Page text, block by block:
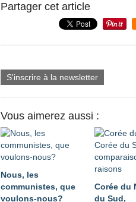
Partager cet article
S'inscrire à la newsletter
Vous aimerez aussi :
Nous, les
communistes, que
voulons-nous?
Corée du
du Sud,